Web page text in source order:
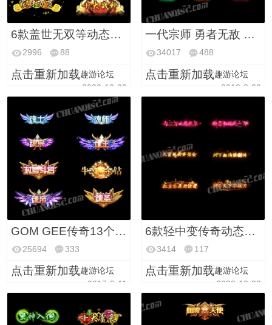
6款盖世无双等动态传奇称号
2996 88
点击重新加载趣游论坛
2022-12-29
一代宗师 勇者无敌 绝世英豪等10几款动态小称号
34017 488
点击重新加载趣游论坛
2018-8-29
GOM GEE传奇13个魂罗系列高清动态称号(PNG格式)
25694 333
点击重新加载趣游论坛
2017-9-11
6款轻中变传奇动态称号
3414 117
点击重新加载趣游论坛
2022-12-29